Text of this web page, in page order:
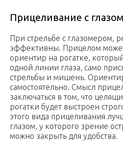
Прицеливание с
При стрельбе с глазомером,
эффективны. Прицелом
ориентир на рогатке,
одной линии глаза, само
стрельбы и мишень.
самостоятельно. Смысл
заключаться в том, что
рогатки будет выстроен
этого вида прицеливания
глазом, у которого зрение
можно закрыть для удобства.